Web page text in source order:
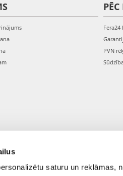
saturu un reklāmas,
PVN